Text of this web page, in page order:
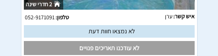
2 חדרי שינה
איש קשר:ערן טלפון:052-9171091
לא נמצאו חוות דעת
לא עודכנו תאריכים פנויים